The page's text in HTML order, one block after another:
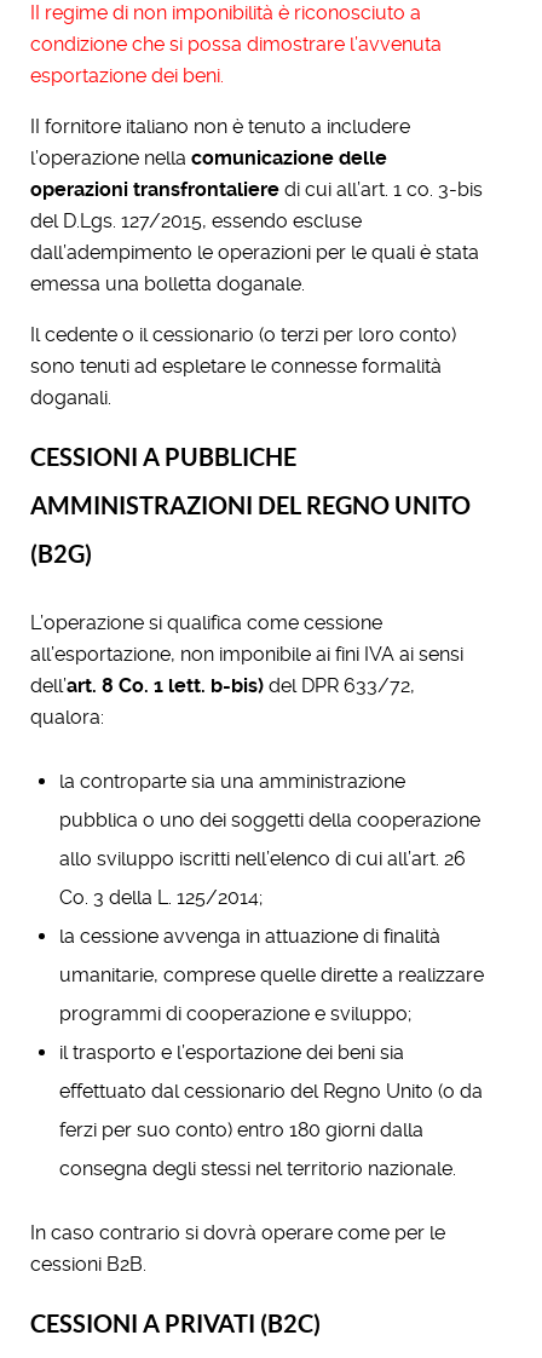
II regime di non imponibilità è riconosciuto a
condizione che si possa dimostrare l’avvenuta
esportazione dei beni.
II fornitore italiano non è tenuto a includere
l’operazione nella comunicazione delle
operazioni transfrontaliere di cui all’art. 1 co. 3-bis
del D.Lgs. 127/2015, essendo escluse
dall’adempimento le operazioni per le quali è stata
emessa una bolletta doganale.
Il cedente o il cessionario (o terzi per loro conto)
sono tenuti ad espletare le connesse formalità
doganali.
CESSIONI A PUBBLICHE
AMMINISTRAZIONI DEL REGNO UNITO
(B2G)
L’operazione si qualifica come cessione
all’esportazione, non imponibile ai fini IVA ai sensi
dell’art. 8 Co. 1 lett. b-bis) del DPR 633/72,
qualora:
la controparte sia una amministrazione
pubblica o uno dei soggetti della cooperazione
allo sviluppo iscritti nell’elenco di cui all’art. 26
Co. 3 della L. 125/2014;
la cessione avvenga in attuazione di finalità
umanitarie, comprese quelle dirette a realizzare
programmi di cooperazione e sviluppo;
il trasporto e l’esportazione dei beni sia
effettuato dal cessionario del Regno Unito (o da
ferzi per suo conto) entro 180 giorni dalla
consegna degli stessi nel territorio nazionale.
In caso contrario si dovrà operare come per le
cessioni B2B.
CESSIONI A PRIVATI (B2C)